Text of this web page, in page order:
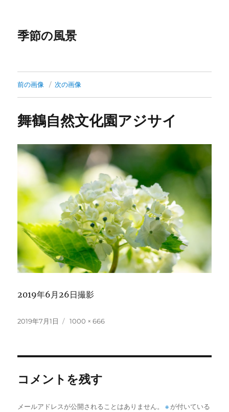
季節の風景
前の画像 次の画像
舞鶴自然文化園アジサイ
2019年6月26日撮影
投
2019年7月1日
フ
1000 × 666
コメントを残す
メールアドレスが公開されることはありません。 ※ が付いている